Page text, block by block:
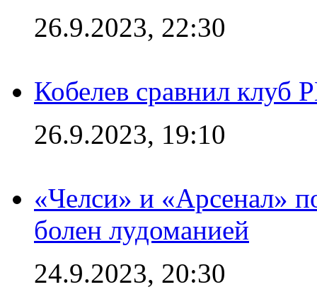
26.9.2023, 22:30
Кобелев сравнил клуб
26.9.2023, 19:10
«Челси» и «Арсенал»
болен лудоманией
24.9.2023, 20:30